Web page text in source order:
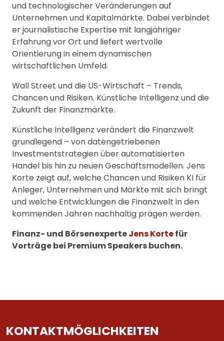
und technologischer Veränderungen auf
Unternehmen und Kapitalmärkte. Dabei verbindet
er journalistische Expertise mit langjähriger
Erfahrung vor Ort und liefert wertvolle
Orientierung in einem dynamischen
wirtschaftlichen Umfeld.
Wall Street und die US-Wirtschaft – Trends,
Chancen und Risiken. Künstliche Intelligenz und die
Zukunft der Finanzmärkte.
Künstliche Intelligenz verändert die Finanzwelt
grundlegend – von datengetriebenen
Investmentstrategien über automatisierten
Handel bis hin zu neuen Geschäftsmodellen. Jens
Korte zeigt auf, welche Chancen und Risiken KI für
Anleger, Unternehmen und Märkte mit sich bringt
und welche Entwicklungen die Finanzwelt in den
kommenden Jahren nachhaltig prägen werden.
Finanz- und BörsenexperteJens Kortefür
Vorträge bei Premium Speakers buchen.
KONTAKTMÖGLICHKEITEN